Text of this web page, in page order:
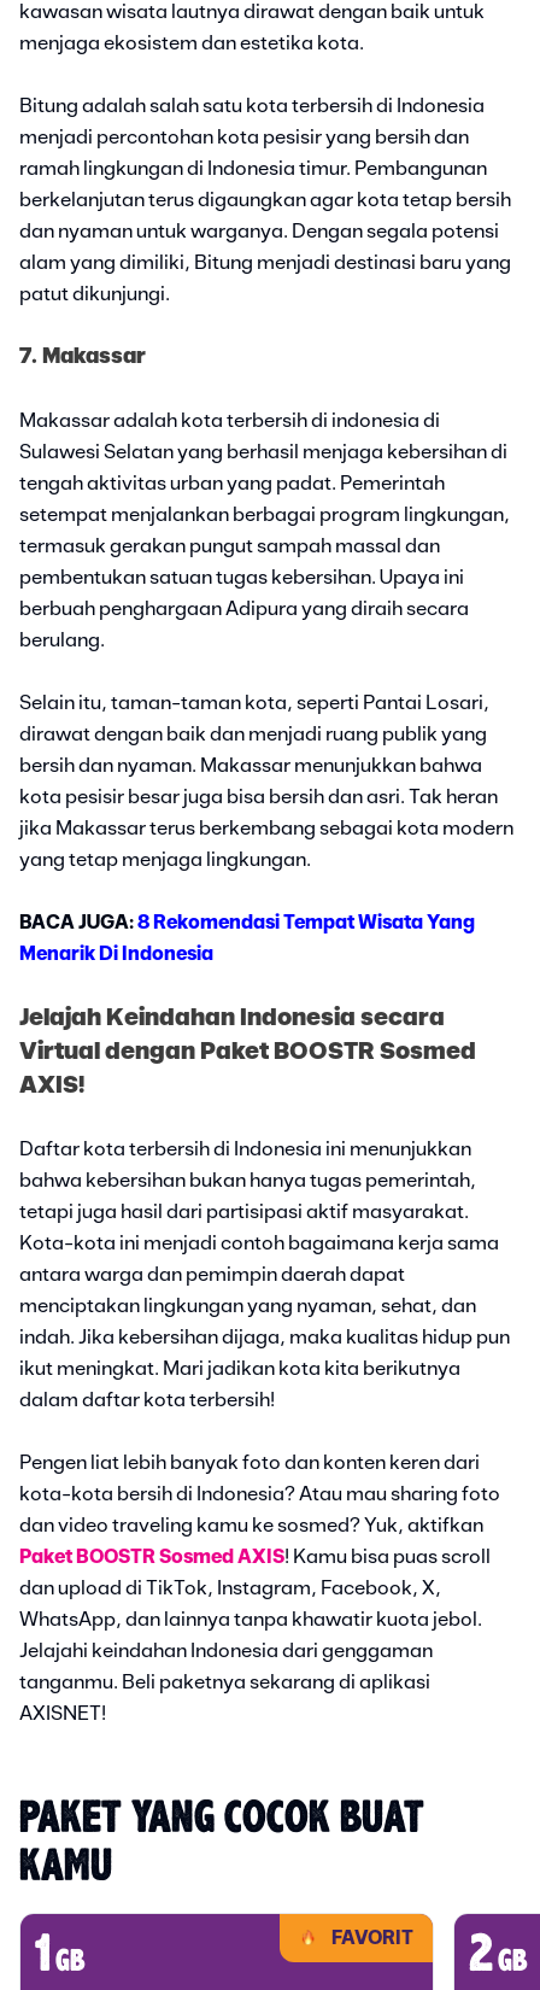
kawasan wisata lautnya dirawat dengan baik untuk
menjaga ekosistem dan estetika kota.
Bitung adalah salah satu kota terbersih di Indonesia
menjadi percontohan kota pesisir yang bersih dan
ramah lingkungan di Indonesia timur. Pembangunan
berkelanjutan terus digaungkan agar kota tetap bersih
dan nyaman untuk warganya. Dengan segala potensi
alam yang dimiliki, Bitung menjadi destinasi baru yang
patut dikunjungi.
7. Makassar
Makassar adalah kota terbersih di indonesia di
Sulawesi Selatan yang berhasil menjaga kebersihan di
tengah aktivitas urban yang padat. Pemerintah
setempat menjalankan berbagai program lingkungan,
termasuk gerakan pungut sampah massal dan
pembentukan satuan tugas kebersihan. Upaya ini
berbuah penghargaan Adipura yang diraih secara
berulang.
Selain itu, taman-taman kota, seperti Pantai Losari,
dirawat dengan baik dan menjadi ruang publik yang
bersih dan nyaman. Makassar menunjukkan bahwa
kota pesisir besar juga bisa bersih dan asri. Tak heran
jika Makassar terus berkembang sebagai kota modern
yang tetap menjaga lingkungan.
BACA JUGA:8 Rekomendasi Tempat Wisata Yang
Menarik Di Indonesia
Jelajah Keindahan Indonesia secara
Virtual dengan Paket BOOSTR Sosmed
AXIS!
Daftar kota terbersih di Indonesia ini menunjukkan
bahwa kebersihan bukan hanya tugas pemerintah,
tetapi juga hasil dari partisipasi aktif masyarakat.
Kota-kota ini menjadi contoh bagaimana kerja sama
antara warga dan pemimpin daerah dapat
menciptakan lingkungan yang nyaman, sehat, dan
indah. Jika kebersihan dijaga, maka kualitas hidup pun
ikut meningkat. Mari jadikan kota kita berikutnya
dalam daftar kota terbersih!
Pengen liat lebih banyak foto dan konten keren dari
kota-kota bersih di Indonesia? Atau mau sharing foto
dan video traveling kamu ke sosmed? Yuk, aktifkan
Paket BOOSTR Sosmed AXIS! Kamu bisa puas scroll
dan upload di TikTok, Instagram, Facebook, X,
WhatsApp, dan lainnya tanpa khawatir kuota jebol.
Jelajahi keindahan Indonesia dari genggaman
tanganmu. Beli paketnya sekarang di aplikasi
AXISNET!
PAKET YANG COCOK BUAT
KAMU
FAVORIT
1 gb 2gb